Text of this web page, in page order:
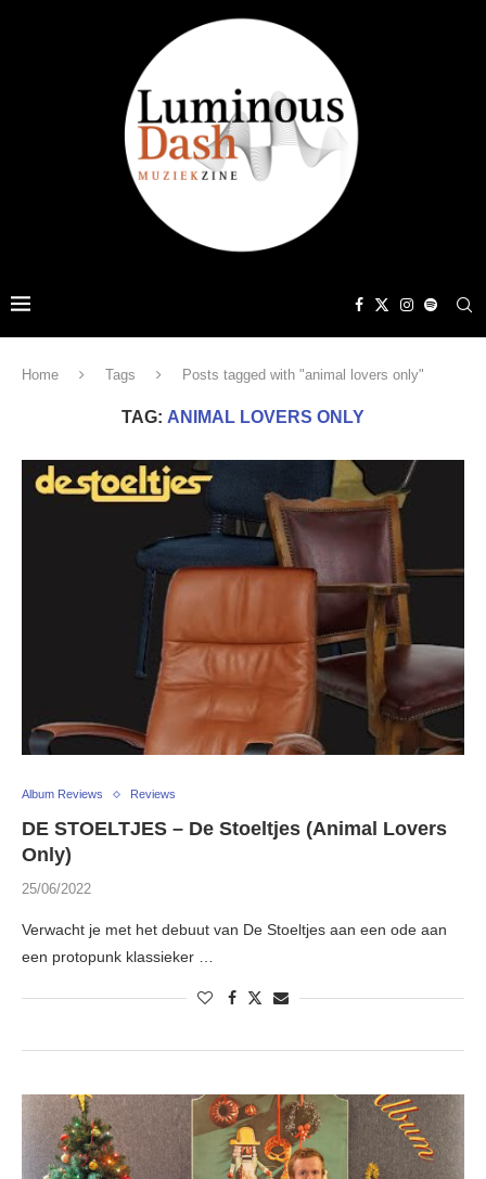
Home Tags Posts tagged with "animal lovers only"
TAG: ANIMAL LOVERS ONLY
Album Reviews Reviews
DE STOELTJES – De Stoeltjes (Animal Lovers
Only)
25/06/2022
Verwacht je met het debuut van De Stoeltjes aan een ode aan
een protopunk klassieker …